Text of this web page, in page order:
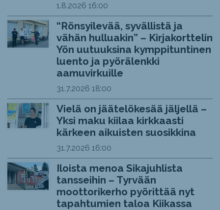
1.8.2026 16:00
“Rönsyilevää, syvällistä ja
vähän hulluakin” – Kirjakorttelin
Yön uutuuksina kymppituntinen
luento ja pyörälenkki
aamuvirkuille
31.7.2026 18:00
Vielä on jäätelökesää jäljellä –
Yksi maku kiilaa kirkkaasti
kärkeen aikuisten suosikkina
31.7.2026 16:00
Iloista menoa Sikajuhlista
tansseihin – Tyrvään
moottorikerho pyörittää nyt
tapahtumien taloa Kiikassa